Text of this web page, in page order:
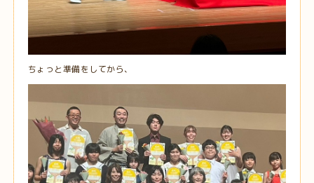
ちょっと準備をしてから、